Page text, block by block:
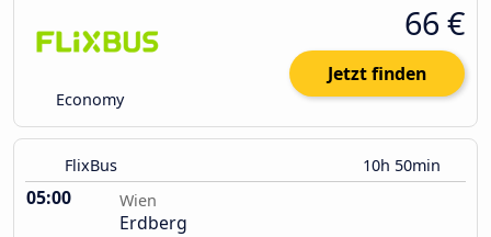
Economy
66 €
Jetzt finden
FlixBus 10h 50min
05:00 Wien
Erdberg